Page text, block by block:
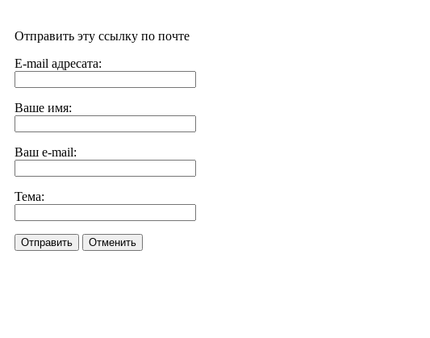
Отправить эту ссылку по почте
E-mail адресата:
Ваше имя:
Ваш e-mail:
Тема:
Отправить Отменить